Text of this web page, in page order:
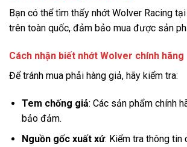
Bạn có thể tìm thấy nhớt Wolver Racing
trên toàn quốc, đảm bảo mua được sản
Cách nhận biết nhớt Wolver chính hãng
Để tránh mua phải hàng giả, hãy kiểm tra:
Tem chống giả: Các sản phẩm chính
bảo đảm.
Nguồn gốc xuất xứ: Kiểm tra thông tin